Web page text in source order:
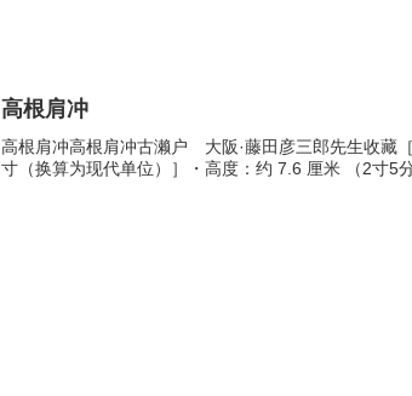
高根肩冲
高根肩冲高根肩冲古濑户 大阪·藤田彦三郎先生收藏
寸（换算为现代单位）］・高度：约 7.6 厘米 （2寸5